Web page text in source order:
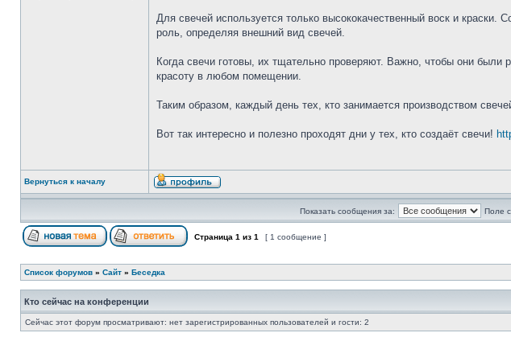
Для свечей используется только высококачественный воск и
роль, определяя внешний вид свечей.
Когда свечи готовы, их тщательно проверяют. Важно, чтобы они
красоту в любом помещении.
Таким образом, каждый день тех, кто занимается производством
Вот так интересно и полезно проходят дни у тех, кто создаёт свечи!
Вернуться к началу
Показать сообщения за: Поле
Страница 1 из 1 [ 1 сообщение ]
Список форумов » Сайт » Беседка
Кто сейчас на конференции
Сейчас этот форум просматривают: нет зарегистрированных пользователей и гости: 2